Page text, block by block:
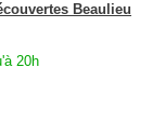
Beaulieu
20h